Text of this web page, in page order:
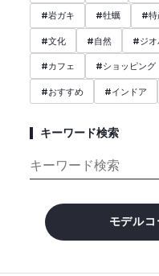
#岩ガキ #牡蠣 #特
#文化 #自然 #ジオ
#カフェ #ショッピング
#おすすめ #インドア
キーワード検索
モデル